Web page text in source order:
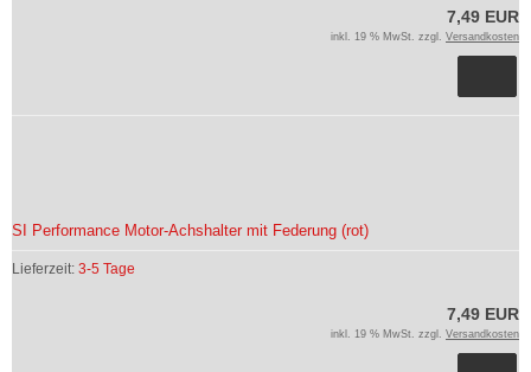
7,49 EUR
inkl. 19 % MwSt. zzgl. Versandkosten
SI Performance Motor-Achshalter mit Federung (rot)
Lieferzeit: 3-5 Tage
7,49 EUR
inkl. 19 % MwSt. zzgl. Versandkosten